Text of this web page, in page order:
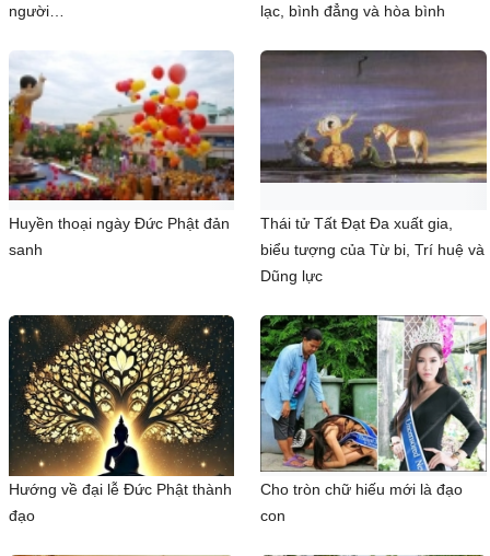
người…
lạc, bình đẳng và hòa bình
Huyền thoại ngày Đức Phật đản
sanh
Thái tử Tất Đạt Đa xuất gia,
biểu tượng của Từ bi, Trí huệ và
Dũng lực
Hướng về đại lễ Đức Phật thành
đạo
Cho tròn chữ hiếu mới là đạo
con